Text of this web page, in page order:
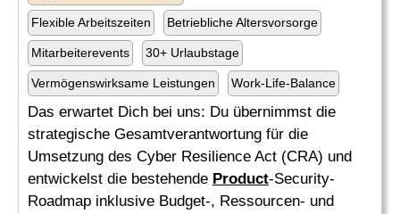
Flexible Arbeitszeiten Betriebliche Altersvorsorge
Mitarbeiterevents 30+ Urlaubstage
Vermögenswirksame Leistungen Work-Life-Balance
Das erwartet Dich bei uns: Du übernimmst die
strategische Gesamtverantwortung für die
Umsetzung des Cyber Resilience Act (CRA) und
entwickelst die bestehende Product-Security-
Roadmap inklusive Budget-, Ressourcen- und